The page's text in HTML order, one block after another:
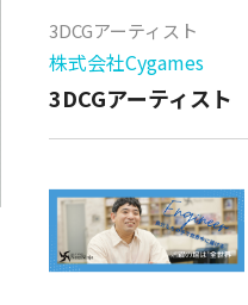
3DCGアーティスト
株式会社Cygames
3DCGアーティスト